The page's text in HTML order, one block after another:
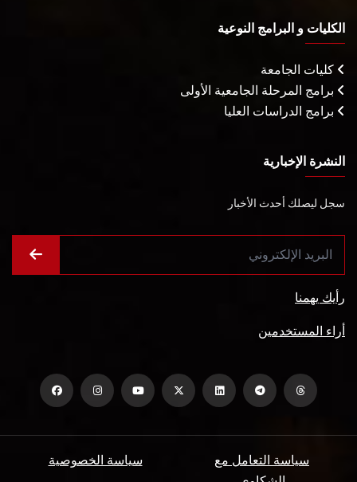
الكليات و البرامج النوعية
كليات الجامعة
برامج المرحلة الجامعية الأولى
برامج الدراسات العليا
النشرة الإخبارية
سجل ليصلك أحدث الأخبار
رأيك يهمنا
أراء المستخدمين
سياسة الخصوصية
سياسة التعامل مع